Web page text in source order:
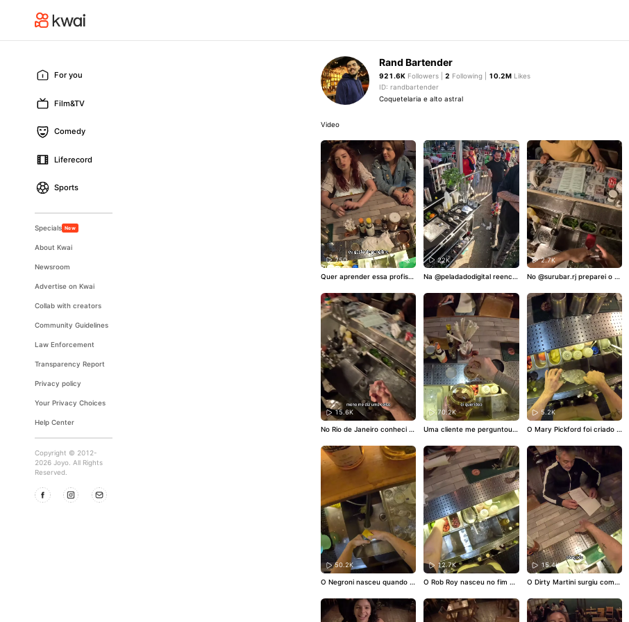
For you
Film&TV
Comedy
Liferecord
Sports
Specials New
About Kwai
Newsroom
Advertise on Kwai
Collab with creators
Community Guidelines
Law Enforcement
Transparency Report
Privacy policy
Your Privacy Choices
Help Center
Copyright © 2012-
2026 Joyo. All Rights
Reserved.
Rand Bartender
921.6K Followers |2 Following | 10.2M Likes
ID: randbartender
Coquetelaria e alto astral
Video
750
Quer aprender essa profissã
link do meu curso está na bi
o! 🍸🚀 O Penicillin é um clás
sico moderno que combina
whisky escocês, mel, gengib
re e limão 🥃🍯🍋. A mistura
do whisky defumado com o
frescor do gengibre e da aci
dez do limão cria um drink in
tenso, equilibrado e cheio d
e personalidade. #penicillin #
cocktails #bartender #mixol
ogia
#drinkclassico
22K
Na @peladadodigital reenco
comigo no ano passado. Ela
voltou ao balcão e, é claro,
pediu outro drink! Dessa vez
preparei um mocktail capric
hado, e a reação dela no fin
al do vídeo vale cada segun
do. 🥹🍹#mocktail #bartend
er #peladadodigital #coquet
elaria #drinks
2.7K
No @surubar.rj preparei o M
esenta bem a proposta da c
asa: transformar sabores do
boteco brasileiro em alta co
quetelaria. É a prova de que
ingredientes e referências p
opulares também podem da
r vida a coquetéis elegante
s, sem perder a identidade b
rasileira. 🇧🇷🍸
#coquetelari
abrasileira #bartender
#coc
ktails
#cachaça #mixologia
15.6K
No Rio de Janeiro conheci o
e pediu uma sugestão. Escol
hi o Zé, drink criado pelo @ig
or.renovato com cachaça e
nvelhecida, Cynar, limão, xa
rope de mel e hortelã. Um c
oquetel com ingredientes br
asileiros, fácil de reproduzir
e que tem tudo para se torn
ar um novo clássico da coq
uetelaria nacional. 🇧🇷🥃#c
oquetelariabrasileira
#barte
nder #cocktails #cachaça
#
mixologia
70.2K
Uma cliente me perguntou p
sta mais do que em outros l
ugares. A resposta está nos
detalhes: qualidade da cach
aça, do gelo, da fruta, da té
cnica e de tudo que vai pro
copo. Afinal, o que faz uma
caipirinha valer mais pra vo
cê? 🍋🥃#bartender #caipiri
nha #coquetelaria #mixologi
a #drinks
5.2K
O Mary Pickford foi criado e
marcou a era de ouro do cin
ema mudo 🎬🍍. Feito com r
um, suco de abacaxi, grena
dine e licor de maraschino,
é um clássico tropical que c
onquistou espaço na coquet
elaria pela combinação equil
ibrada entre doçura, acidez
e elegância. #marypickford
#cocktails
#bartender #mixo
logia #drinkclassico
50.2K
O Negroni nasceu quando o
uma versão mais forte do A
mericano, trocando a água
com gás por gin 🇮🇹🍸. Assi
12.7K
O Rob Roy nasceu no fim do
um herói escocês famoso 🍂
🥃. Considerado a versão es
cocesa do Manhattan, ele tr
15.4K
O Dirty Martini surgiu como
e salgada do clássico Martin
i 🍸🫒. A grande diferença es
tá na adição da salmoura da